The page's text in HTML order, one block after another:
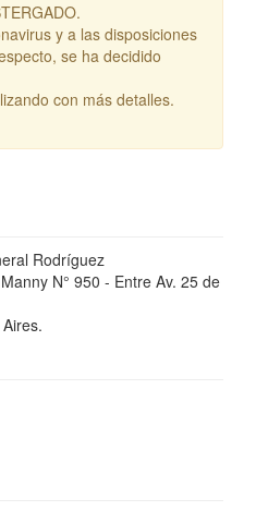
y a las disposiciones
se ha decidido
con más detalles.
Rodríguez
N° 950 - Entre Av. 25 de